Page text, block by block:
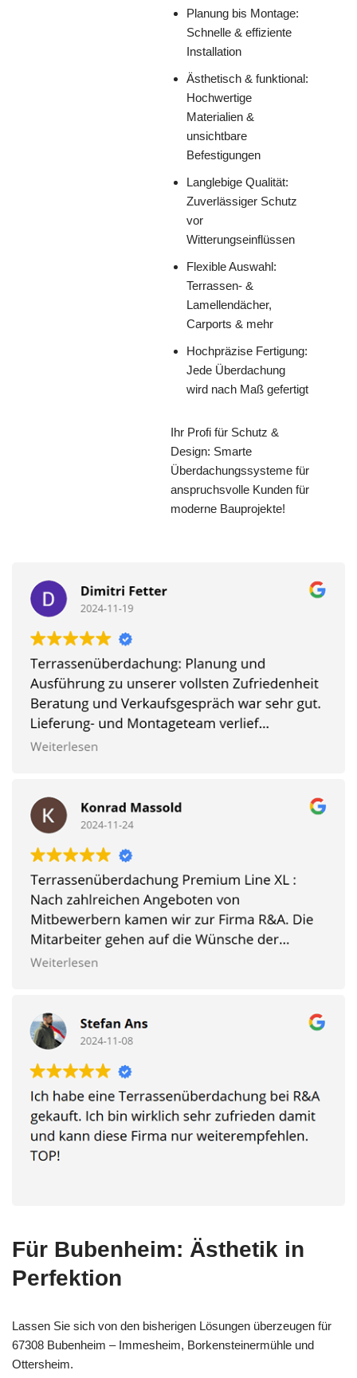
Planung bis Montage:
Schnelle & effiziente
Installation
Ästhetisch & funktional:
Hochwertige
Materialien &
unsichtbare
Befestigungen
Langlebige Qualität:
Zuverlässiger Schutz
vor
Witterungseinflüssen
Flexible Auswahl:
Terrassen- &
Lamellendächer,
Carports & mehr
Hochpräzise Fertigung:
Jede Überdachung
wird nach Maß gefertigt
Ihr Profi für Schutz &
Design: Smarte
Überdachungssysteme für
anspruchsvolle Kunden für
moderne Bauprojekte!
Für Bubenheim: Ästhetik in
Perfektion
Lassen Sie sich von den bisherigen Lösungen überzeugen für
67308 Bubenheim – Immesheim, Borkensteinermühle und
Ottersheim.